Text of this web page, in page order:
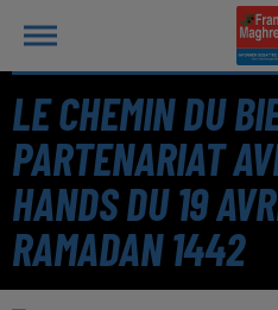
LE CHEMIN DU
PARTENARIAT
HANDS DU 19
RAMADAN 1442